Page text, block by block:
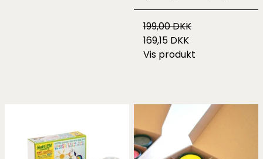
199,00 DKK
169,15 DKK
Vis produkt